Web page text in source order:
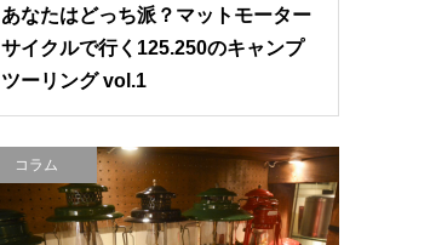
あなたはどっち派？マットモーター
サイクルで行く125.250のキャンプ
ツーリング vol.1
コラム